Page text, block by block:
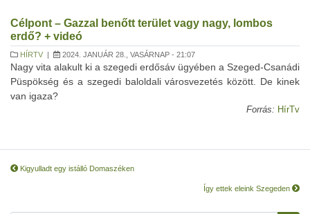
Célpont – Gazzal benőtt terület vagy nagy, lombos
erdő? + videó
HÍRTV | 2024. JANUÁR 28., VASÁRNAP - 21:07
Nagy vita alakult ki a szegedi erdősáv ügyében a Szeged-Csanádi
Püspökség és a szegedi baloldali városvezetés között. De kinek
van igaza?
Forrás: HírTv
Kigyulladt egy istálló Domaszéken
Így ettek eleink Szegeden